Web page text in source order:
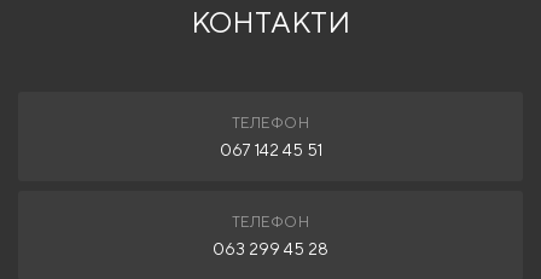
КОНТАКТИ
ТЕЛЕФОН
067 142 45 51
ТЕЛЕФОН
063 299 45 28